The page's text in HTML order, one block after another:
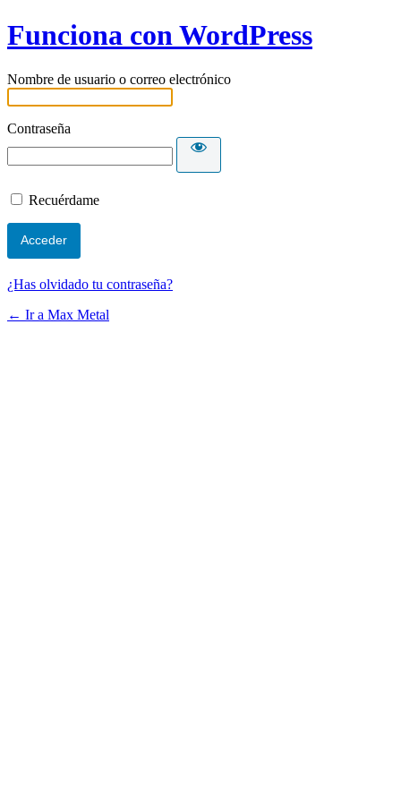
Funciona con WordPress
Nombre de usuario o correo electrónico
Contraseña
Recuérdame
¿Has olvidado tu contraseña?
← Ir a Max Metal